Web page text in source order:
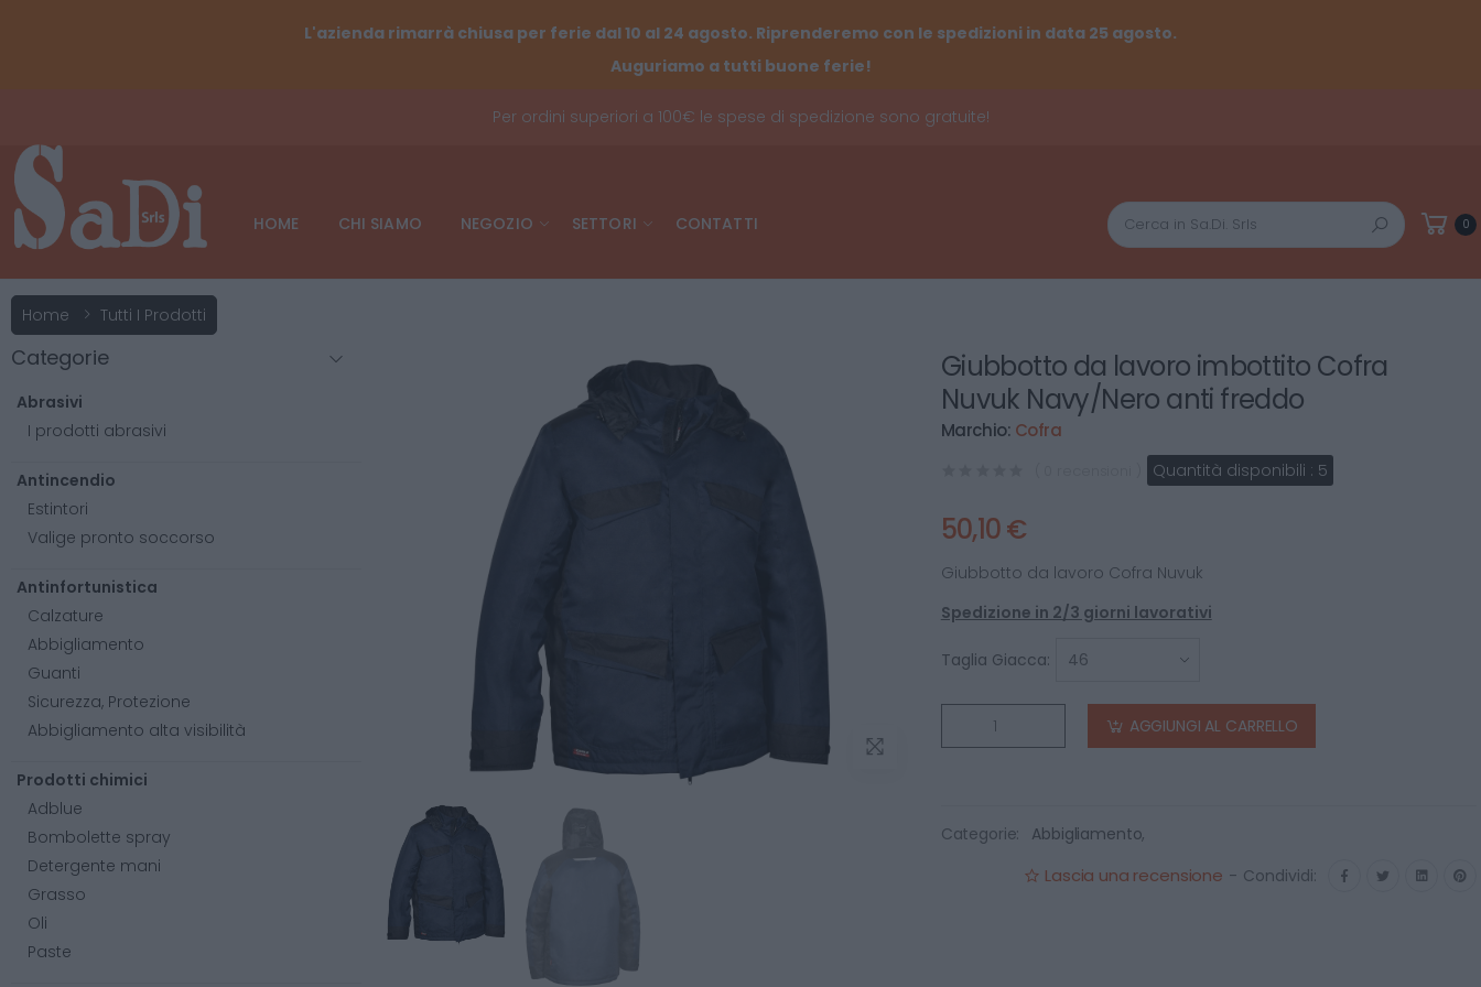
L'azienda rimarrà chiusa per ferie dal 10 al 24 agosto. Riprenderemo con le spedizioni in data 25 agosto.
Auguriamo a tutti buone ferie!
Per ordini superiori a 100€ le spese di spedizione sono gratuite!
HOME CHI SIAMO NEGOZIO SETTORI CONTATTI
Cerca
0
Home Tutti I Prodotti
Giubbotto da lavoro imbottito Cofra
Nuvuk Navy/Nero anti freddo
Marchio: Cofra
Quantità disponibili : 5
50,10 €
Giubbotto da lavoro Cofra Nuvuk
Spedizione in 2/3 giorni lavorativi
Taglia Giacca:
AGGIUNGI AL CARRELLO
Categorie: Abbigliamento,
Lascia una recensione - Condividi:
Categorie
Abrasivi
I prodotti abrasivi
Antincendio
Estintori
Valige pronto soccorso
Antinfortunistica
Calzature
Abbigliamento
Guanti
Sicurezza, Protezione
Abbigliamento alta visibilità
Prodotti chimici
Adblue
Bombolette spray
Detergente mani
Grasso
Oli
Paste